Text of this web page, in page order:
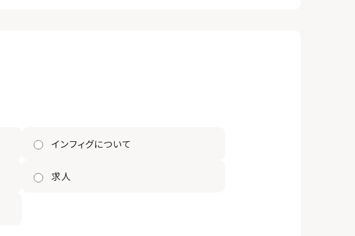
インフィグについて
求人